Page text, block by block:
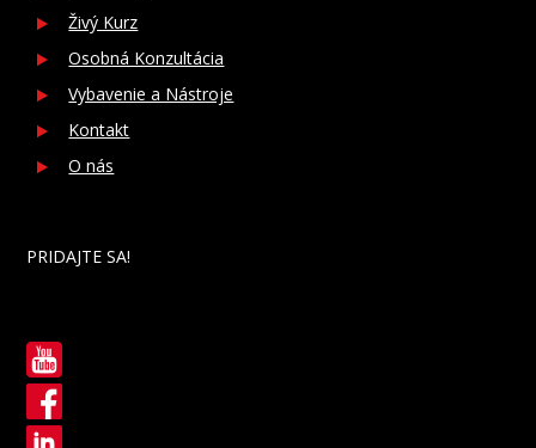
Živý Kurz
Osobná Konzultácia
Vybavenie a Nástroje
Kontakt
O nás
PRIDAJTE SA!